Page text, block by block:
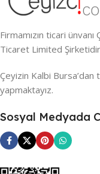
Firmamızın ticari
Ticaret Limited
Çeyizin Kalbi
yapmaktayız.
Sosyal Medyada